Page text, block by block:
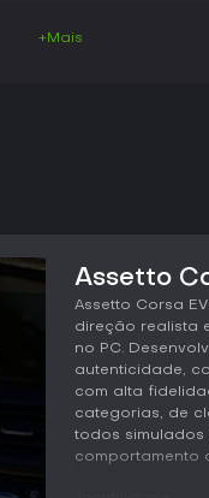
+Mais
Assetto
Assetto Corsa
direção realista
no PC.
autenticidade,
com alta
categorias, de
todos
comportamento